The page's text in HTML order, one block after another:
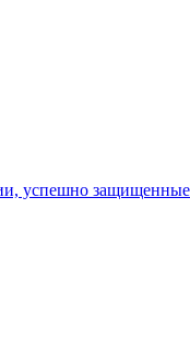
успешно защищенные